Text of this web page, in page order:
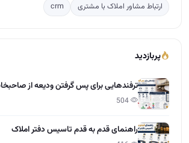
ارتباط مشاور املاک با مشتری
crm
پربازدید
ترفندهایی برای پس گرفتن ودیعه از
راهنمای قدم به قدم تاسیس دفتر املاک